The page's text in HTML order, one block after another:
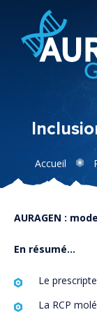
Accueil
Cancers
AURAGEN :
En résumé…
Le
La RCP